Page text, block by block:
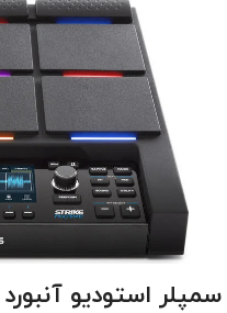
سمپلر استودیو آنبورد ALESIS Strike MultiPad